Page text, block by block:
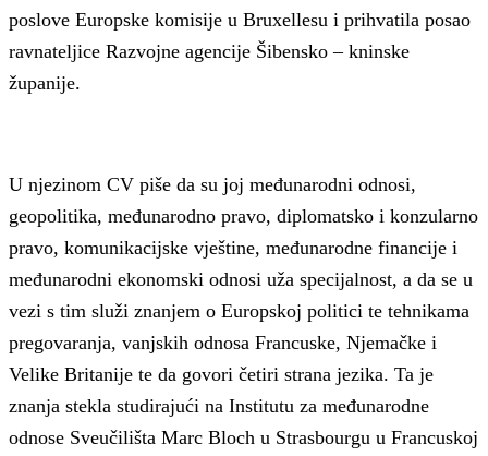
poslove Europske komisije u Bruxellesu i prihvatila posao
ravnateljice Razvojne agencije Šibensko – kninske
županije.
U njezinom CV piše da su joj međunarodni odnosi,
geopolitika, međunarodno pravo, diplomatsko i konzularno
pravo, komunikacijske vještine, međunarodne financije i
međunarodni ekonomski odnosi uža specijalnost, a da se u
vezi s tim služi znanjem o Europskoj politici te tehnikama
pregovaranja, vanjskih odnosa Francuske, Njemačke i
Velike Britanije te da govori četiri strana jezika. Ta je
znanja stekla studirajući na Institutu za međunarodne
odnose Sveučilišta Marc Bloch u Strasbourgu u Francuskoj